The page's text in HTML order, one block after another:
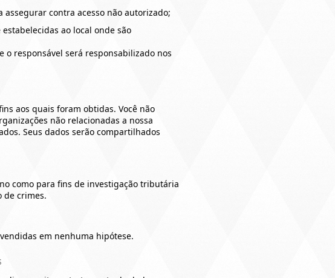
contra acesso não autorizado;
ao local onde são
responsável será responsabilizado nos
aos quais foram obtidas. Você não
não relacionadas a nossa
Seus dados serão compartilhados
como para fins de investigação tributária
de crimes.
em nenhuma hipótese.